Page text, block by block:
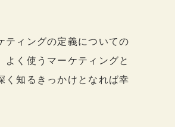
ティングの定義についての
よく使うマーケティングと
く知るきっかけとなれば幸